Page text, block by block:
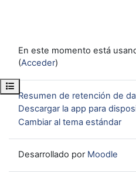
Abrir índice del curso
En este momento está
(Acceder)
Resumen de retención de
Descargar la app para
Cambiar al tema estándar
Desarrollado por Moodle